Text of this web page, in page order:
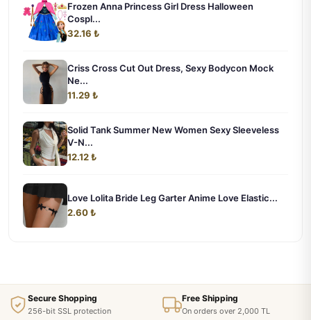
Frozen Anna Princess Girl Dress Halloween
Cospl...
32.16 ₺
Criss Cross Cut Out Dress, Sexy Bodycon Mock
Ne...
11.29 ₺
Solid Tank Summer New Women Sexy Sleeveless
V-N...
12.12 ₺
Love Lolita Bride Leg Garter Anime Love Elastic...
2.60 ₺
Secure Shopping
256-bit SSL protection
Free Shipping
On orders over 2,000 TL